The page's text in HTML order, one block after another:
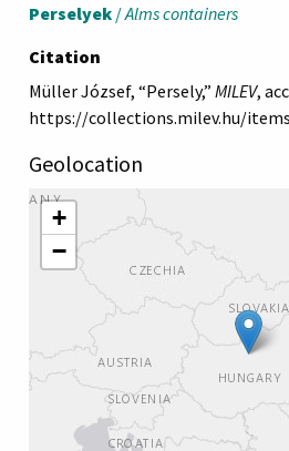
Perselyek /Alms containers
Citation
Müller József, “Persely,” MILEV,
https://collections.milev.hu/
Geolocation
+
−